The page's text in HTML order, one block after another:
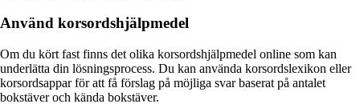
Använd korsordshjälpmedel
Om du kört fast finns det olika korsordshjälpmedel online som kan
underlätta din lösningsprocess. Du kan använda korsordslexikon eller
korsordsappar för att få förslag på möjliga svar baserat på antalet
bokstäver och kända bokstäver.